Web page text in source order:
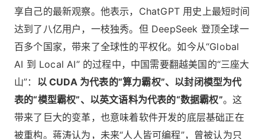
享自己的最新观察。他表示，ChatGPT 用史上最短时间
达到了八亿用户，一枝独秀。但 DeepSeek 登顶全球一
百多个国家，带来了全球性的平权化。如今从“Global
AI 到 Local AI” 的过程中，中国需要翻越美国的“三座大
山”： 以 CUDA 为代表的“算力霸权”、以封闭模型为代
表的“模型霸权”、以英文语料为代表的“数据霸权”。这
带来了巨大的变革，也意味着软件开发的底层基础正在
被重构。蒋涛认为，未来“人人皆可编程”，曾被认为只